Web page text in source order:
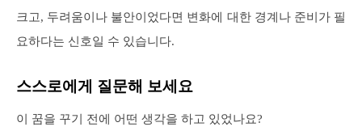
크고, 두려움이나 불안이었다면 변화에 대한 경계나 준비가 필
요하다는 신호일 수 있습니다.
스스로에게 질문해 보세요
이 꿈을 꾸기 전에 어떤 생각을 하고 있었나요?